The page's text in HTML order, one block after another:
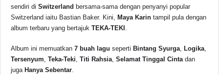
sendiri diSwitzerland bersama-sama dengan penyanyi popular
Switzerland iaitu Bastian Baker. Kini,
Maya Karin tampil pula dengan
album terbaru yang bertajukTEKA-TEKI
Album ini memuatkan7 buah lagu seperti Bintang Syurga Logika
Tersenyum ,Teka-Teki ,Titi Rahsia ,Selamat Tinggal Cintadan
juga Hanya Sebentar